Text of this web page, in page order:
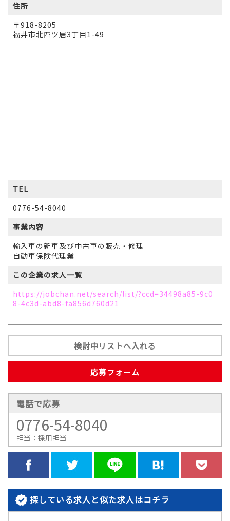
住所
〒918-8205
福井市北四ツ居3丁目1-49
TEL
0776-54-8040
事業内容
輸入車の新車及び中古車の販売・修理
自動車保険代理業
この企業の求人一覧
https://jobchan.net/search/list/?ccd=34498a85-9c0
8-4c3d-abd8-fa856d760d21
検討中リストへ入れる
応募フォーム
電話で応募
0776-54-8040
担当：採用担当
探している求人と似た求人はコチラ